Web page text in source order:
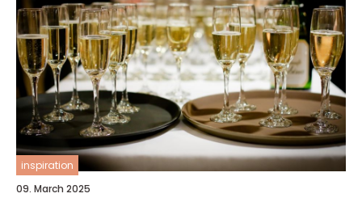
inspiration
09. March 2025